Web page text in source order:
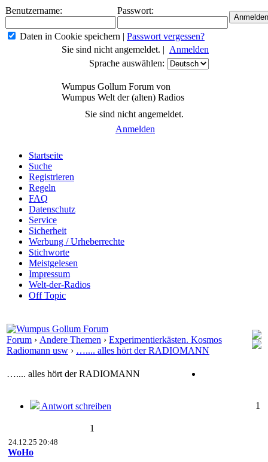
Benutzername: Passwort:
Daten in Cookie speichern | Passwort vergessen?
Sie sind nicht angemeldet. | Anmelden
Sprache auswählen:
Wumpus Gollum Forum von
Wumpus Welt der (alten) Radios
Sie sind nicht angemeldet.
Anmelden
Startseite
Suche
Registrieren
Regeln
FAQ
Datenschutz
Service
Sicherheit
Werbung / Urheberrechte
Stichworte
Meistgelesen
Impressum
Welt-der-Radios
Off Topic
Forum › Andere Themen › Experimentierkästen. Kosmos
Radiomann usw › ….... alles hört der RADIOMANN
….... alles hört der RADIOMANN
Antwort schreiben 1
1
24.12.25 20:48
WoHo